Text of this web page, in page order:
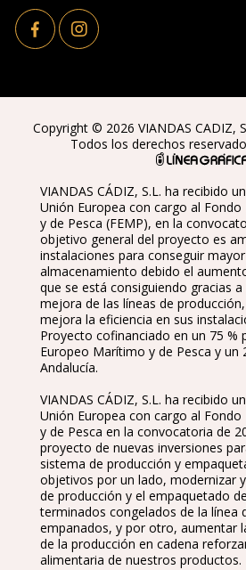
Copyright © 2026 VIANDAS CADIZ,
Todos los derechos
VIANDAS CÁDIZ, S.L. ha recibido
Unión Europea con cargo al
y de Pesca (FEMP), en la
objetivo general del proyecto es
instalaciones para conseguir
almacenamiento debido el
que se está consiguiendo gracias
mejora de las líneas de
mejora la eficiencia en sus
Proyecto cofinanciado en un 75 %
Europeo Marítimo y de Pesca y un
Andalucía.
VIANDAS CÁDIZ, S.L. ha recibido
Unión Europea con cargo al
y de Pesca en la convocatoria de
proyecto de nuevas inversiones
sistema de producción y
objetivos por un lado, modernizar
de producción y el empaquetado
terminados congelados de la línea
empanados, y por otro, aumentar
de la producción en cadena
alimentaria de nuestros productos.